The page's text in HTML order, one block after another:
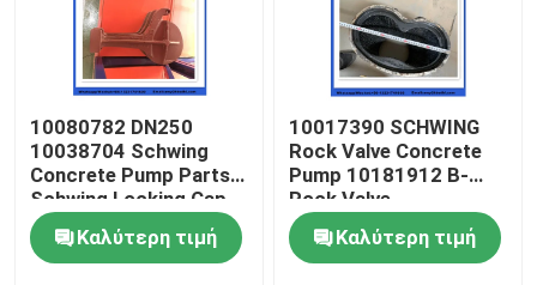
Χρησιμοποιημένο φορτηγό συγκεκριμένων αντλιών
10080782 DN250
10038704 Schwing
Concrete Pump Parts
Schwing Locking Cap
Καλύτερη τιμή
10017390 SCHWING
Rock Valve Concrete
Pump 10181912 B-
Rock Valve
220/180/10059467
210/180Καλύτερη τιμή